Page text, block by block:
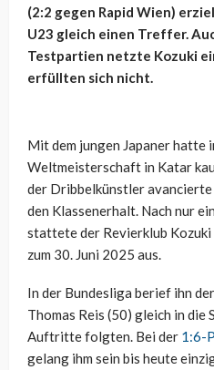
(2:2 gegen Rapid Wien)
U23 gleich einen Treffer.
Testpartien netzte Kozuki
erfüllten sich nicht.
Mit dem jungen Japaner hatte
Weltmeisterschaft in Katar
der Dribbelkünstler
den Klassenerhalt. Nach nur
stattete der Revierklub
zum 30. Juni 2025 aus.
In der Bundesliga berief ihn
Thomas Reis (50) gleich in
Auftritte folgten. Bei der 1:6-
gelang ihm sein bis heute